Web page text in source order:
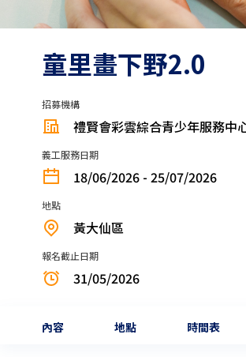
童里畫下野2.0
招募機構
禮賢會彩雲綜合青少年服務中
義工服務日期
18/06/2026 - 25/07/2026
地點
黃大仙區
報名截止日期
31/05/2026
內容 地點 時間表